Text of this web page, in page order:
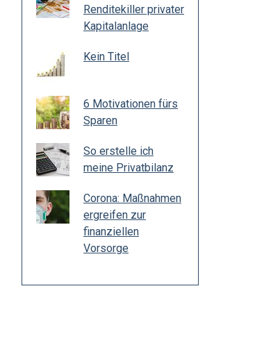
Renditekiller privater
Kapitalanlage
Kein Titel
6 Motivationen fürs
Sparen
So erstelle ich
meine Privatbilanz
Corona: Maßnahmen
ergreifen zur
finanziellen
Vorsorge